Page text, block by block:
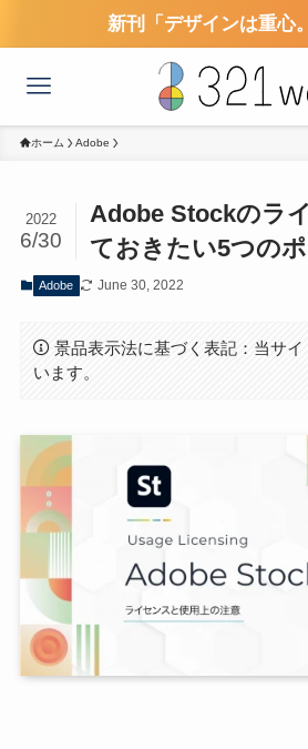
新刊「デザインは重心
ホーム Adobe
Adobe Stockのラ
ておきたい5つの
2022
6/30
Adobe June 30, 2022
景品表示法に基づく表記：当サ
います。